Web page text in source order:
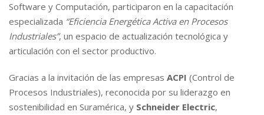
Software y Computación, participaron en la capacitación
especializada “Eficiencia Energética Activa en Procesos
Industriales”, un espacio de actualización tecnológica y
articulación con el sector productivo.
Gracias a la invitación de las empresas ACPI (Control de
Procesos Industriales), reconocida por su liderazgo en
sostenibilidad en Suramérica, y Schneider Electric,